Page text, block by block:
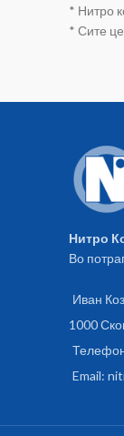
* Нитро
* Сите
Нитро
Во
Иван
1000
Email: